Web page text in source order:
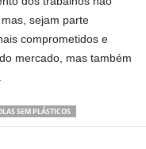
sejam parte
comprometidos e
mercado, mas também
SEM PLÁSTICOS